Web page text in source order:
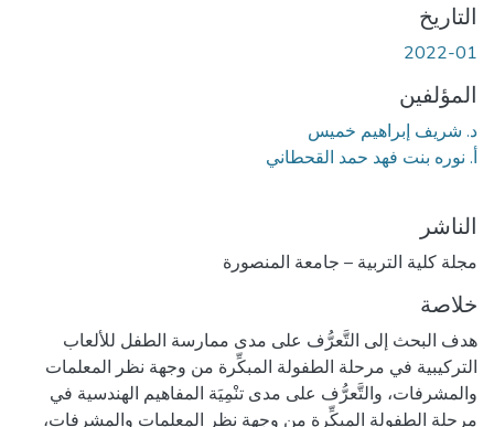
التاريخ
2022-01
المؤلفين
د. شريف إبراهيم خميس
أ. نوره بنت فهد حمد القحطاني
الناشر
مجلة كلية التربية – جامعة المنصورة
خلاصة
هدف البحث إلى التَّعرُّف على مدى ممارسة الطفل للألعاب
التركيبية في مرحلة الطفولة المبكِّرة من وجهة نظر المعلمات
والمشرفات، والتَّعرُّف على مدى تنْمِيَة المفاهيم الهندسية في
مرحلة الطفولة المبكِّرة من وجهة نظر المعلمات والمشرفات،